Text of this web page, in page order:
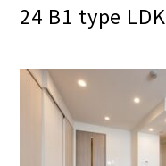
24 B1 type LDK